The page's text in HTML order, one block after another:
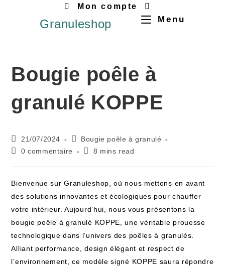
Mon compte
Granuleshop Menu
Bougie poêle à
granulé KOPPE
21/07/2024
Bougie poêle à granulé
0 commentaire
8 mins read
Bienvenue sur Granuleshop, où nous mettons en avant
des solutions innovantes et écologiques pour chauffer
votre intérieur. Aujourd’hui, nous vous présentons la
bougie poêle à granulé KOPPE, une véritable prouesse
technologique dans l’univers des poêles à granulés.
Alliant performance, design élégant et respect de
l’environnement, ce modèle signé KOPPE saura répondre